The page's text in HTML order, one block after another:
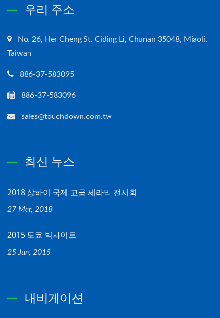
우리 주소
No. 26, Her Cheng St. Ciding Li, Chunan 35048, Miaoli,
Taiwan
886-37-583095
886-37-583096
sales@touchdown.com.tw
최신 뉴스
2018 상하이 국제 고급 세라믹 전시회
27 Mar, 2018
2015 도쿄 빅사이트
25 Jun, 2015
내비게이션